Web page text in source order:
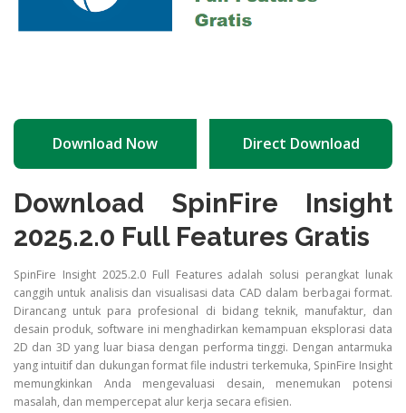
Download Now Direct Download
Download SpinFire Insight
2025.2.0 Full Features Gratis
SpinFire Insight 2025.2.0 Full Features adalah solusi perangkat lunak
canggih untuk analisis dan visualisasi data CAD dalam berbagai format.
Dirancang untuk para profesional di bidang teknik, manufaktur, dan
desain produk, software ini menghadirkan kemampuan eksplorasi data
2D dan 3D yang luar biasa dengan performa tinggi. Dengan antarmuka
yang intuitif dan dukungan format file industri terkemuka, SpinFire Insight
memungkinkan Anda mengevaluasi desain, menemukan potensi
masalah, dan mempercepat alur kerja secara efisien.